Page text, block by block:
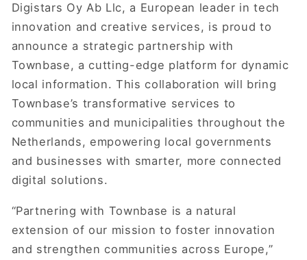
Digistars Oy Ab Llc, a European leader in tech
innovation and creative services, is proud to
announce a strategic partnership with
Townbase, a cutting-edge platform for dynamic
local information. This collaboration will bring
Townbase’s transformative services to
communities and municipalities throughout the
Netherlands, empowering local governments
and businesses with smarter, more connected
digital solutions.
“Partnering with Townbase is a natural
extension of our mission to foster innovation
and strengthen communities across Europe,”